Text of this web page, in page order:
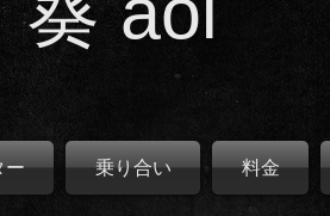
ー 乗り合い 料金